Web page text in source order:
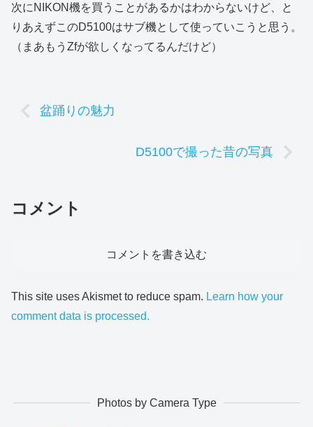
次にNIKON機を買うことがあるかはわからないけど、と
りあえずこのD5100はサブ機として使っていこうと思う。
（まあもうZfが欲しくなってるんだけど）
盆踊りの魅力
D5100で撮った昔の写真
コメント
コメントを書き込む
This site uses Akismet to reduce spam. Learn how your
comment data is processed.
Photos by Camera Type